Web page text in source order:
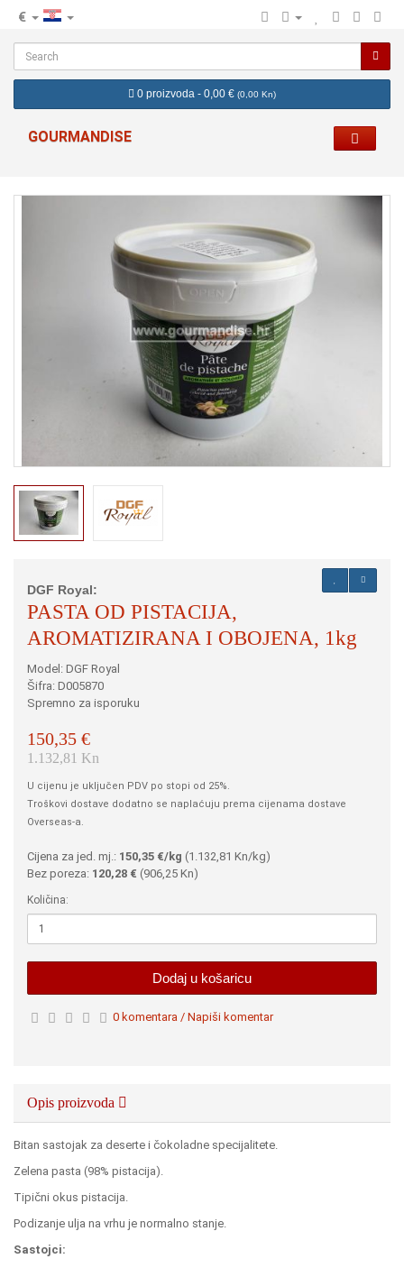
€ hr
0 proizvoda - 0,00 € (0,00 Kn)
GOURMANDISE
DGF Royal:
PASTA OD PISTACIJA,
AROMATIZIRANA I OBOJENA, 1kg
Model: DGF Royal
Šifra: D005870
Spremno za isporuku
150,35 €
1.132,81 Kn
U cijenu je uključen PDV po stopi od 25%.
Troškovi dostave dodatno se naplaćuju prema cijenama dostave
Overseas-a.
Cijena za jed. mj.: 150,35 €/kg (1.132,81 Kn/kg)
Bez poreza: 120,28 € (906,25 Kn)
Količina:
Dodaj u košaricu
0 komentara / Napiši komentar
Opis proizvoda
Bitan sastojak za deserte i čokoladne specijalitete.
Zelena pasta (98% pistacija).
Tipični okus pistacija.
Podizanje ulja na vrhu je normalno stanje.
Sastojci: